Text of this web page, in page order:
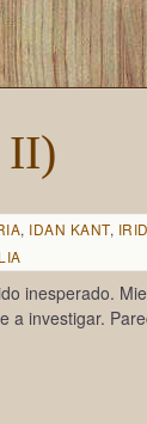
II)
, IDAN KANT,
inesperado.
a investigar.